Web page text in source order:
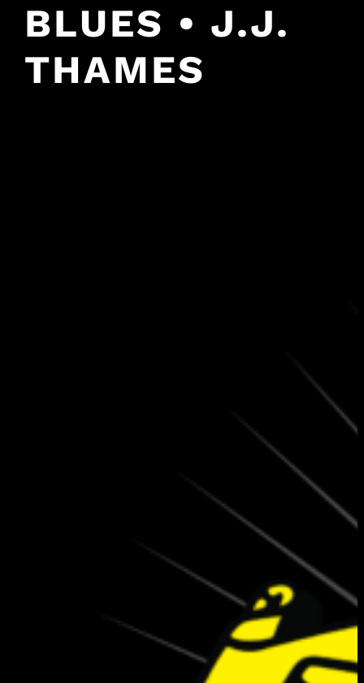
BLUES • J.J.
THAMES